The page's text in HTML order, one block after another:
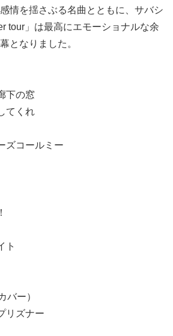
情を揺さぶる名曲とともに、サバシ
tour」は最高にエモーショナルな余
となりました。
下の窓
てくれ
ズコールミー
ト
バー）
リズナー